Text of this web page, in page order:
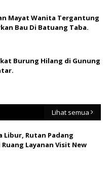
Mayat Wanita Tergantung
Bau Di Batuang Taba.
Burung Hilang di Gunung
Lihat semua
Libur, Rutan Padang
Layanan Visit New